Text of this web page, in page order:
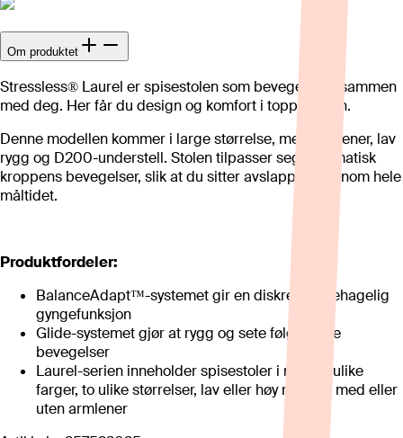
Om produktet
Stressless® Laurel er spisestolen som beveger seg sammen
med deg. Her får du design og komfort i toppklassen.
Denne modellen kommer i large størrelse, med armlener, lav
rygg og D200-understell. Stolen tilpasser seg automatisk
kroppens bevegelser, slik at du sitter avslappet gjennom hele
måltidet.
Produktfordeler:
BalanceAdapt™-systemet gir en diskret og behagelig
gyngefunksjon
Glide-systemet gjør at rygg og sete følger dine
bevegelser
Laurel-serien inneholder spisestoler i mange ulike
farger, to ulike størrelser, lav eller høy rygg og med eller
uten armlener